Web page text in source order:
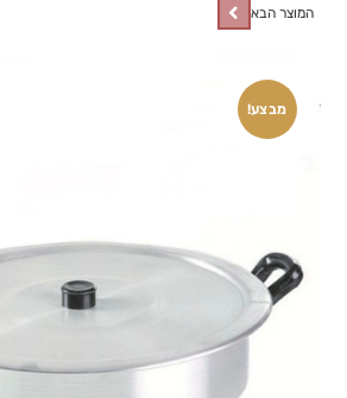
מבצע!
המוצר הבא